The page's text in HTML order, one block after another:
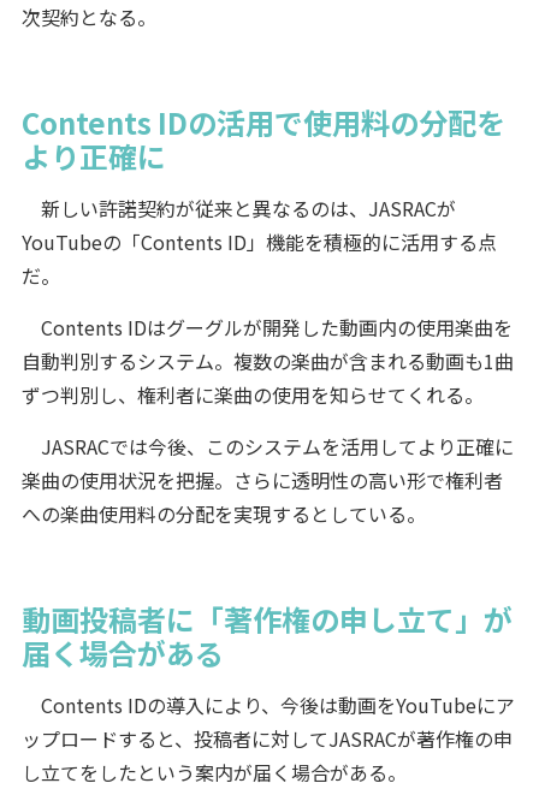
次契約となる。
Contents IDの活用で使用料の分配を
より正確に
新しい許諾契約が従来と異なるのは、JASRACが
YouTubeの「Contents ID」機能を積極的に活用する点
だ。
Contents IDはグーグルが開発した動画内の使用楽曲を
自動判別するシステム。複数の楽曲が含まれる動画も1曲
ずつ判別し、権利者に楽曲の使用を知らせてくれる。
JASRACでは今後、このシステムを活用してより正確に
楽曲の使用状況を把握。さらに透明性の高い形で権利者
への楽曲使用料の分配を実現するとしている。
動画投稿者に「著作権の申し立て」が
届く場合がある
Contents IDの導入により、今後は動画をYouTubeにア
ップロードすると、投稿者に対してJASRACが著作権の申
し立てをしたという案内が届く場合がある。